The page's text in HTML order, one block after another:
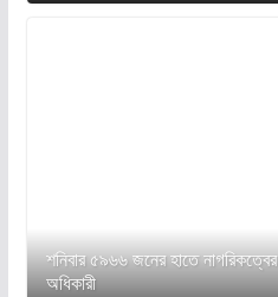
শনিবার ৫৯৬৬ জনের হাতে
অধিকারী